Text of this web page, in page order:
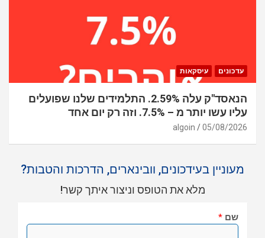
עדכונים עיסקאות
הנאסד"ק עלה 2.59%. התלמידים שלנו שפועלים
עליו עשו יותר מ – 7.5%. וזה רק יום אחד
05/08/2026
algoin
מעוניין בעידכונים, וובינארים, הדרכות והטבות?
מלא את הטופס וניצור איתך קשר!
שם *